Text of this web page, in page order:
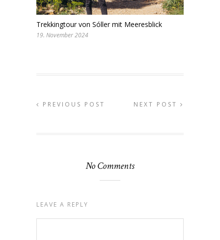
Trekkingtour von Sóller mit Meeresblick
19. November 2024
PREVIOUS POST NEXT POST
No Comments
LEAVE A REPLY